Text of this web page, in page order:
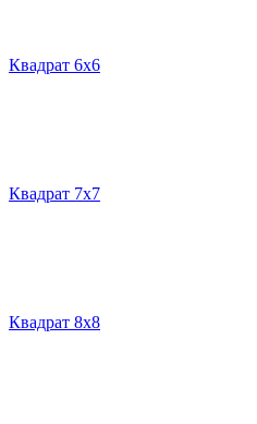
Квадрат 6х6
Квадрат 7х7
Квадрат 8х8